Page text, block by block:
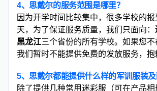
4、思戴尔的服务范围是哪里？
因为开学时间比较集中，很多学校的
天，为了保证服务质量，我们只面向：
黑龙江三个省份的所有学校。如果您不
我们暂时不能提供免费的发放服务，抱
5、思戴尔都能提供什么样的军训服装及
除了提供几种常用迷彩服（可在产品相